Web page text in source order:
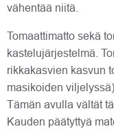
vähentää niitä.
Tomaattimatto sekä
kastelujärjestelmä.
rikkakasvien kasvun
masikoiden
Tämän avulla vältät
Kauden päätyttyä